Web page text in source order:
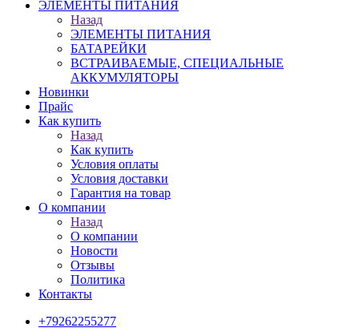
ЭЛЕМЕНТЫ ПИТАНИЯ
Назад
ЭЛЕМЕНТЫ ПИТАНИЯ
БАТАРЕЙКИ
ВСТРАИВАЕМЫЕ, СПЕЦИАЛЬНЫЕ
АККУМУЛЯТОРЫ
Новинки
Прайс
Как купить
Назад
Как купить
Условия оплаты
Условия доставки
Гарантия на товар
О компании
Назад
О компании
Новости
Отзывы
Политика
Контакты
+79262255277